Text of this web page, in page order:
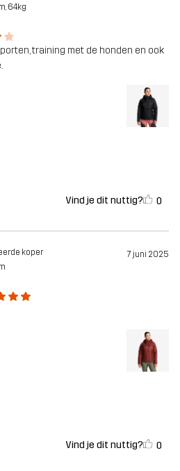
64kg
training met de honden en ook
Vind je dit nuttig? 0
koper 7 juni 2025
Vind je dit nuttig? 0